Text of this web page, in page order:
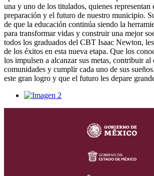
una y uno de los titulados, quienes representan
preparación y el futuro de nuestro municipio.
de que la educación continúa siendo la
para transformar vidas y construir una mejor
todos los graduados del CBT Isaac Newton,
de los éxitos en esta nueva etapa. Que los
los impulsen a alcanzar sus metas, contribuir al
comunidades y cumplir cada uno de sus
este gran logro y que el futuro les depare